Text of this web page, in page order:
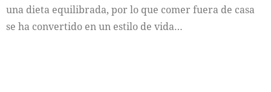
una dieta equilibrada, por lo que comer fuera de casa
se ha convertido en un estilo de vida…